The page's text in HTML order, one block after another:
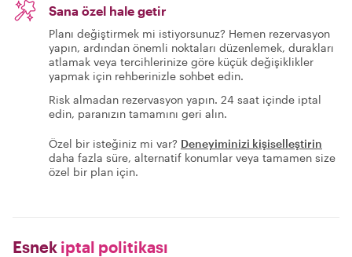
Sana özel hale getir
Planı değiştirmek mi istiyorsunuz? Hemen rezervasyon
yapın, ardından önemli noktaları düzenlemek, durakları
atlamak veya tercihlerinize göre küçük değişiklikler
yapmak için rehberinizle sohbet edin.
Risk almadan rezervasyon yapın. 24 saat içinde iptal
edin, paranızın tamamını geri alın.
Özel bir isteğiniz mi var? Deneyiminizi kişiselleştirin
daha fazla süre, alternatif konumlar veya tamamen size
özel bir plan için.
Esnek iptal politikası